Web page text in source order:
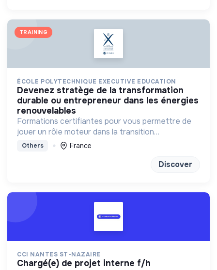
TRAINING
ÉCOLE POLYTECHNIQUE EXECUTIVE EDUCATION
devenez stratège de la transformation
durable ou entrepreneur dans les énergies
renouvelables
Formations certifiantes pour vous permettre de
jouer un rôle moteur dans la transition
énergétique
Others France
Discover
CCI NANTES ST-NAZAIRE
chargé(e) de projet interne f/h